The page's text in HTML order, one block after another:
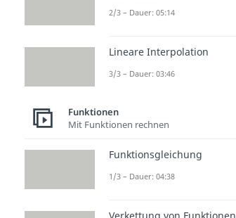
2/3 – Dauer: 05:14
Lineare Interpolation
3/3 – Dauer: 03:46
Funktionen
Mit Funktionen rechnen
Funktionsgleichung
1/3 – Dauer: 04:38